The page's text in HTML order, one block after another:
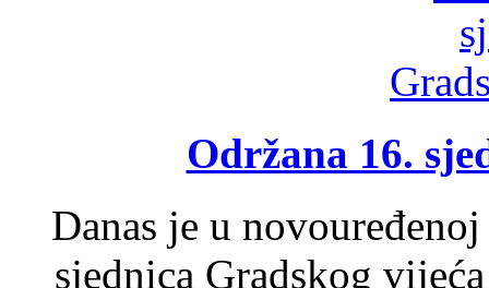
Održana 16.
Danas je u
sjednica Gradskog